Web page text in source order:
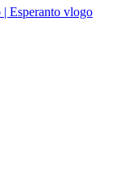
Esperanto vlogo